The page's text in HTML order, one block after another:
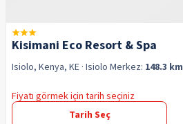
Kisimani Eco Resort & Spa
Isiolo, Kenya, KE · Isiolo Merkez: 148.3 km
Fiyatı görmek için tarih seçiniz
Tarih Seç